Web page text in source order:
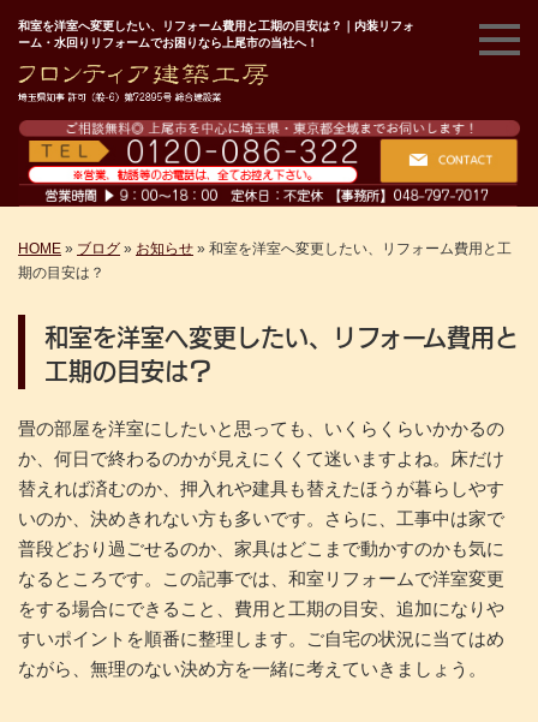
和室を洋室へ変更したい、リフォーム費用と工期の目安は？｜内装リフォ
ーム・水回りリフォームでお困りなら上尾市の当社へ！
HOME » ブログ » お知らせ » 和室を洋室へ変更したい、リフォーム費用と工
期の目安は？
和室を洋室へ変更したい、リフォーム費用と
工期の目安は？
畳の部屋を洋室にしたいと思っても、いくらくらいかかるの
か、何日で終わるのかが見えにくくて迷いますよね。床だけ
替えれば済むのか、押入れや建具も替えたほうが暮らしやす
いのか、決めきれない方も多いです。さらに、工事中は家で
普段どおり過ごせるのか、家具はどこまで動かすのかも気に
なるところです。この記事では、和室リフォームで洋室変更
をする場合にできること、費用と工期の目安、追加になりや
すいポイントを順番に整理します。ご自宅の状況に当てはめ
ながら、無理のない決め方を一緒に考えていきましょう。